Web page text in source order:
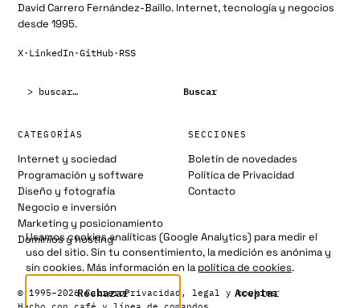
David Carrero Fernández-Baillo. Internet, tecnología y negocios
desde 1995.
X· LinkedIn·GitHub· RSS
Buscar
CATEGORÍAS
Internet y sociedad
Programación y software
Diseño y fotografía
Negocio e inversión
Marketing y posicionamiento
Dominios y hosting
SECCIONES
Boletín de novedades
Política de Privacidad
Contacto
© 1995–2026 CarreroPrivacidad, legal y cookies
Usamos cookies analíticas (Google Analytics) para medir el
uso del sitio. Sin tu consentimiento, la medición es anónima y
sin cookies. Más información en lapolítica de cookies.
Rechazar Aceptar